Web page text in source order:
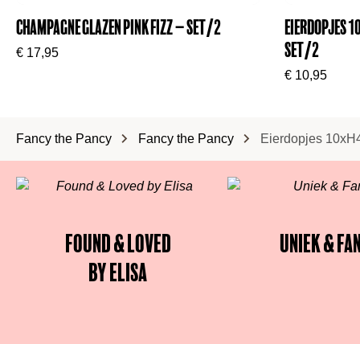
Champagne Glazen Pink Fizz – Set/2
€ 17,95
Eierdopjes
set/2
€10,95
Fancy the Pancy Fancy the Pancy Eierdopjes
Found & Loved
by Elisa
Uniek &